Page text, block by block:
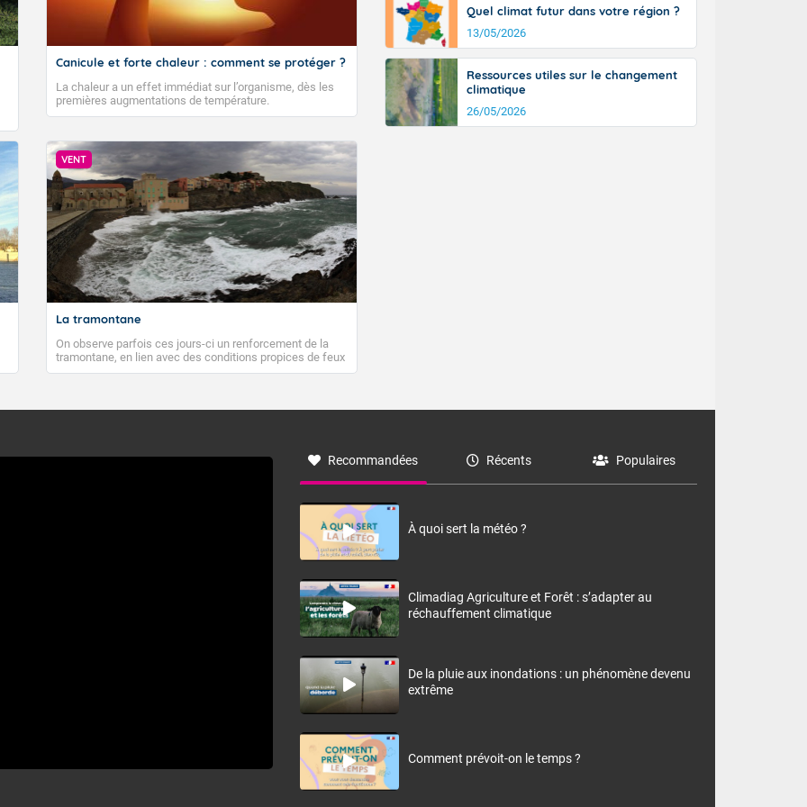
Canicule et forte chaleur : comment se protéger ?
La chaleur a un effet immédiat sur l’organisme, dès les
premières augmentations de température.
VENT
La tramontane
On observe parfois ces jours-ci un renforcement de la
tramontane, en lien avec des conditions propices de feux
de forêt. Mais qu'est-ce que la tramontane ? Quelles sont
à nord-ouest, dans un secteur qui part du Roussillon à la
monts, en allusion aux régions montagneuses d’où
Quel climat futur dans votre région ?
13/05/2026
Ressources utiles sur le changement
climatique
26/05/2026
Recommandées Récents Populaires
À quoi sert la météo ?
Climadiag Agriculture et Forêt : s’adapter au
réchauffement climatique
De la pluie aux inondations : un phénomène devenu
extrême
Comment prévoit-on le temps ?